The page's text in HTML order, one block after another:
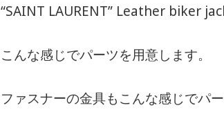
“SAINT LAURENT” Leather biker
こんな感じでパーツを用意します。
ファスナーの金具もこんな感じでパ